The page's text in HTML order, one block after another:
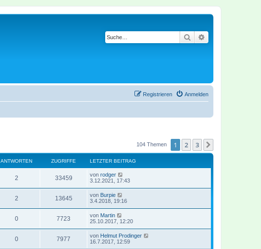
Suche
Anmelden
Registrieren
104 Themen 1 2 3
ANTWORTEN ZUGRIFFE LETZTER BEITRAG
2 33459 von rodger
3.12.2021, 17:43
2 13645 von Burpie
3.4.2018, 19:16
0 7723 von Martin
25.10.2017, 12:20
0 7977 von Helmut Prodinger
16.7.2017, 12:59